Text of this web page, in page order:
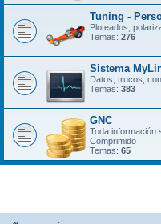
Tuning -
Ploteados,
Temas: 276
Sistema
Datos, trucos,
Temas: 383
GNC
Toda información
Comprimido
Temas: 65